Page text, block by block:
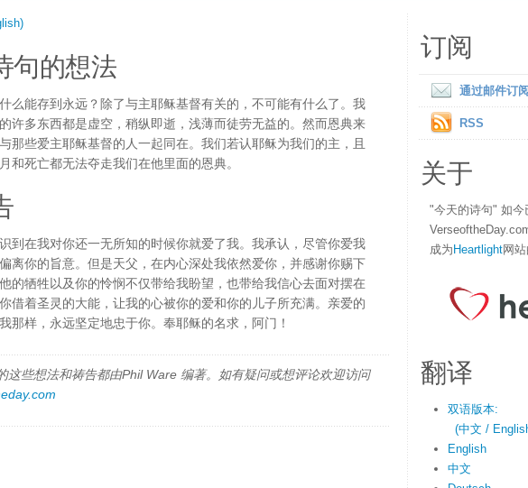
句的想法
么能存到永远？除了与主耶稣基督有关的，不可能有什么了。我
许多东西都是虚空，稍纵即逝，浅薄而徒劳无益的。然而恩典来
那些爱主耶稣基督的人一起同在。我们若认耶稣为我们的主，且
和死亡都无法夺走我们在他里面的恩典。
到在我对你还一无所知的时候你就爱了我。我承认，尽管你爱我
离你的旨意。但是天父，在内心深处我依然爱你，并感谢你赐下
的牺牲以及你的怜悯不仅带给我盼望，也带给我信心去面对摆在
借着圣灵的大能，让我的心被你的爱和你的儿子所充满。亲爱的
那样，永远坚定地忠于你。奉耶稣的名求，阿门！
这些想法和祷告都由Phil Ware 编著。如有疑问或想评论欢迎访问
订阅
通过邮件订阅
RSS
关于
"今天的诗句" 如今
成为 Heartlight网站
翻译
双语版本:
(中文 /
English
中文